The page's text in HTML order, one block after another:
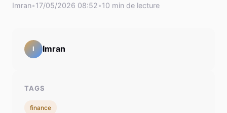
Imran•17/05/2026 08:52•10 min de lecture
I Imran
TAGS
finance